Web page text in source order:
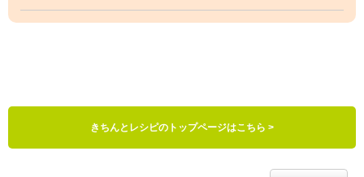
きちんとレシピのトップページはこちら >